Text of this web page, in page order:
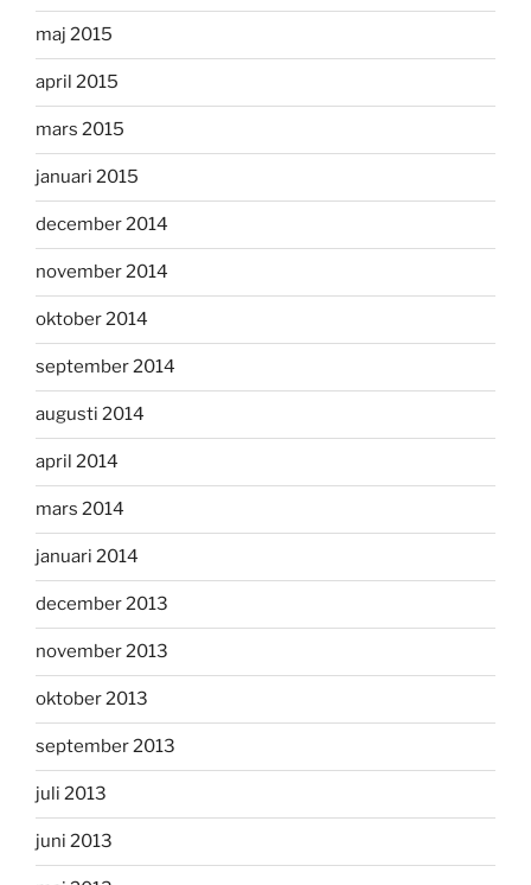
maj 2015
april 2015
mars 2015
januari 2015
december 2014
november 2014
oktober 2014
september 2014
augusti 2014
april 2014
mars 2014
januari 2014
december 2013
november 2013
oktober 2013
september 2013
juli 2013
juni 2013